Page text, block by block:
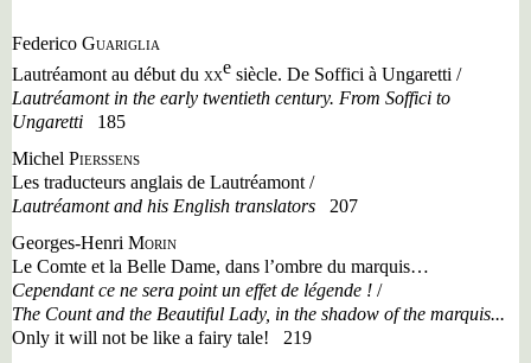
Federico Guariglia
Lautréamont au début du xxe siècle. De Soffici à Ungaretti /
Lautréamont in the early twentieth century. From Soffici to
Ungaretti
185
Michel Pierssens
Les traducteurs anglais de Lautréamont /
Lautréamont and his English translators
207
Georges-Henri Morin
Le Comte et la Belle Dame, dans l’ombre du marquis…
Cependant ce ne sera point un effet de légende ! /
The Count and the Beautiful Lady, in the shadow of the marquis...
Only it will not be like a fairy tale!
219